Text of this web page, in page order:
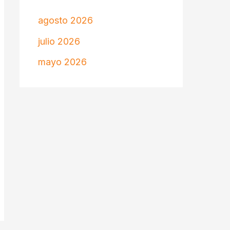
agosto 2026
julio 2026
mayo 2026